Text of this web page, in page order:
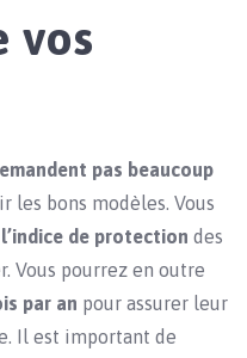
vos
pas beaucoup
les bons modèles. Vous
de protection des
Vous pourrez en outre
par an pour assurer leur
Il est important de